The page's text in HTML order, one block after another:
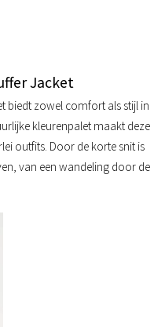
Jacket
biedt zowel comfort als stijl in
kleurenpalet maakt deze
outfits. Door de korte snit is
van een wandeling door de